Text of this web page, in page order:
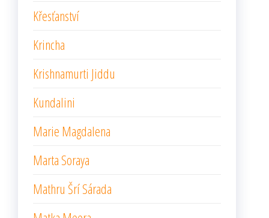
Křesťanství
Krincha
Krishnamurti Jiddu
Kundalini
Marie Magdalena
Marta Soraya
Mathru Šrí Sárada